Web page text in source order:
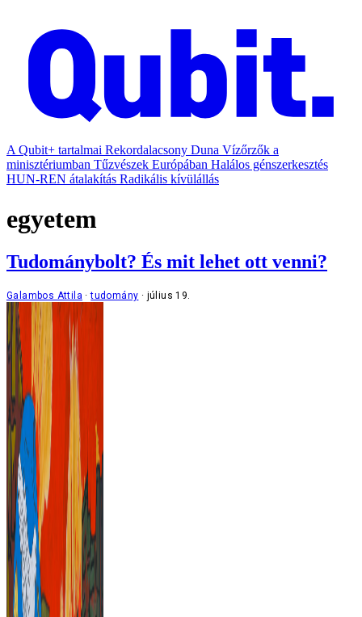
A Qubit+ tartalmai Rekordalacsony Duna Vízőrzők a
minisztériumban Tűzvészek Európában Halálos génszerkesztés
HUN-REN átalakítás Radikális kívülállás
egyetem
Tudománybolt? És mit lehet ott venni?
Galambos Attila tudomány július 19.